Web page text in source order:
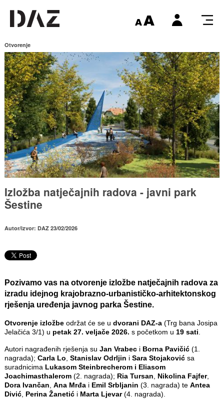
Otvorenje
Izložba natječajnih radova - javni park
Šestine
Autor/izvor: DAZ 23/02/2026
Pozivamo vas na otvorenje izložbe natječajnih radova za
izradu idejnog krajobrazno-urbanističko-arhitektonskog
rješenja uređenja javnog parka Šestine.
Otvorenje izložbeodržat će se u dvorani DAZ-a(Trg bana Josipa
Jelačića 3/1) u petak 27. veljače 2026. s početkom u 19 sati
Autori nagrađenih rješenja su Jan Vrabeci Borna Pavičić(1.
nagrada); Carla Lo Stanislav Odrljin i Sara Stojakovićsa
suradnicima Lukasom Steinbrecherom i Eliasom
Joachimasthalerom(2. nagrada); Ria Tursan Nikolina Fajfer,
Dora Ivančan Ana Mrđa i Emil Srbljanin (3. nagrada) te Antea
Divić, Perina Žanetići Marta Ljevar(4. nagrada).